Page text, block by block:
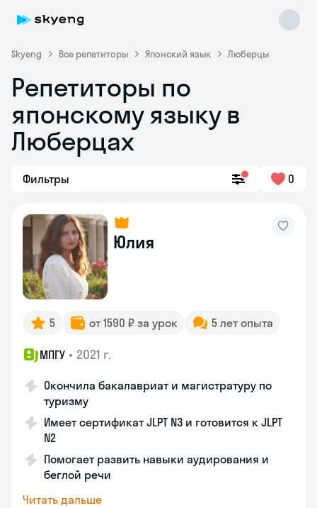
Skyeng Все репетиторы Японский язык Люберцы
Репетиторы по
японскому языку в
Люберцах
Фильтры 0
Юлия
5 от 1590 ₽ за урок 5 лет опыта
МПГУ • 2021 г.
Окончила бакалавриат и магистратуру по
туризму
Имеет сертификат JLPT N3 и готовится к JLPT
N2
Помогает развить навыки аудирования и
беглой речи
Читать дальше
Skyeng Chat